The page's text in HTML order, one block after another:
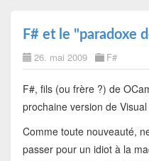
F# et le "paradoxe
26. mai 2009 F#
F#, fils (ou frère ?) de
prochaine version de
Comme toute nouveauté,
passer pour un idiot à la